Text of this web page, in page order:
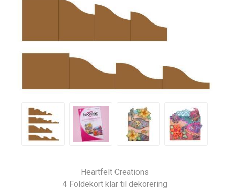
Heartfelt Creations
4 Foldekort klar til dekorering